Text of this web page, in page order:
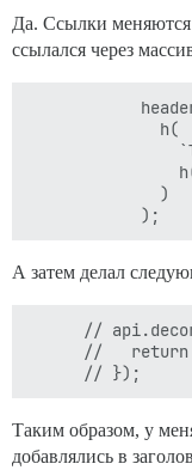
Да. Ссылки меняются
ссылался через
              h(
              )
А затем делал
//
//
Таким образом, у
добавлялись в